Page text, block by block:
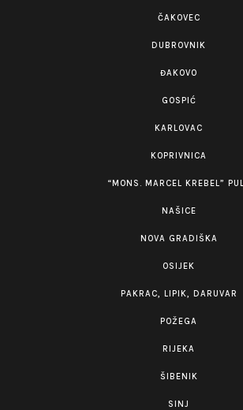
ČAKOVEC
DUBROVNIK
ĐAKOVO
GOSPIĆ
KARLOVAC
KOPRIVNICA
“MONS. MARCEL KREBEL”
NAŠICE
NOVA GRADIŠKA
OSIJEK
PAKRAC, LIPIK, DARUVAR
POŽEGA
RIJEKA
ŠIBENIK
SINJ